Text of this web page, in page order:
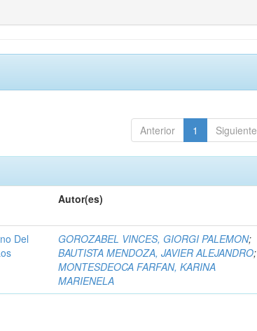
Anterior 1 Siguiente
Autor(es)
Del
GOROZABEL VINCES, GIORGI PALEMON;
BAUTISTA MENDOZA, JAVIER ALEJANDRO;
MONTESDEOCA FARFAN, KARINA
MARIENELA